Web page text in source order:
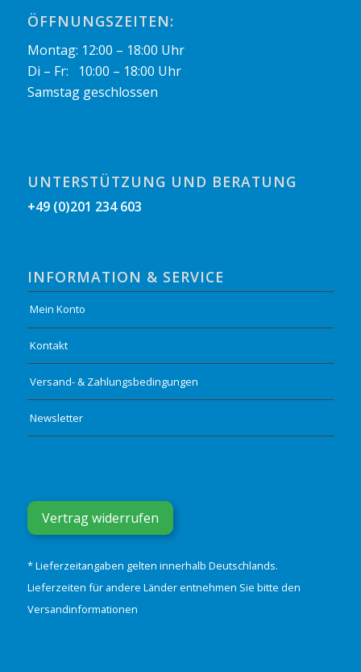
ÖFFNUNGSZEITEN:
Montag: 12:00 – 18:00 Uhr
Di – Fr: 10:00 – 18:00 Uhr
Samstag geschlossen
UNTERSTÜTZUNG UND BERATUNG
+49 (0)201 234 603
INFORMATION & SERVICE
Mein Konto
Kontakt
Versand- & Zahlungsbedingungen
Newsletter
Vertrag widerrufen
* Lieferzeitangaben gelten innerhalb Deutschlands.
Lieferzeiten für andere Länder entnehmen Sie bitte den
Versandinformationen